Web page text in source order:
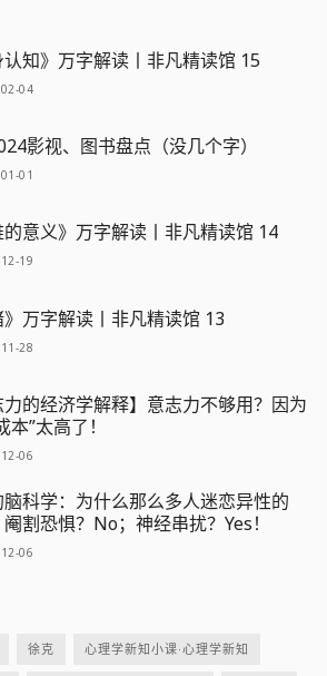
认知》万字解读丨非凡精读馆 15
04
影视、图书盘点（没几个字）
01
的意义》万字解读丨非凡精读馆 14
19
》万字解读丨非凡精读馆 13
28
力的经济学解释】意志力不够用？因为
本”太高了！
06
脑科学：为什么那么多人迷恋异性的
割恐惧？No；神经串扰？Yes！
06
徐克 心理学新知小课·心理学新知